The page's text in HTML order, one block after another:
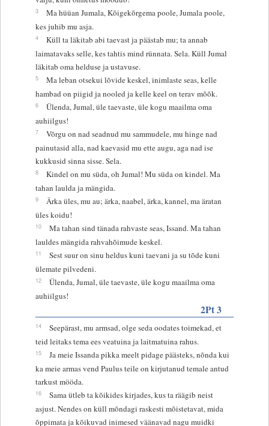
3
Ma hüüan Jumala, Kõigekõrgema poole, Jumala poole,
kes juhib mu asja.
4
Küll ta läkitab abi taevast ja päästab mu; ta annab
laimatavaks selle, kes tahtis mind rünnata. Sela. Küll Jumal
läkitab oma helduse ja ustavuse.
5
Ma leban otsekui lõvide keskel, inimlaste seas, kelle
hambad on piigid ja nooled ja kelle keel on terav mõõk.
6
Ülenda, Jumal, üle taevaste, üle kogu maailma oma
auhiilgus!
7
Võrgu on nad seadnud mu sammudele, mu hinge nad
painutasid alla, nad kaevasid mu ette augu, aga nad ise
kukkusid sinna sisse. Sela.
8
Kindel on mu süda, oh Jumal! Mu süda on kindel. Ma
tahan laulda ja mängida.
9
Ärka üles, mu au; ärka, naabel, ärka, kannel, ma äratan
üles koidu!
10
Ma tahan sind tänada rahvaste seas, Issand. Ma tahan
lauldes mängida rahvahõimude keskel.
11
Sest suur on sinu heldus kuni taevani ja su tõde kuni
ülemate pilvedeni.
12
Ülenda, Jumal, üle taevaste, üle kogu maailma oma
auhiilgus!
2Pt 3
14
Seepärast, mu armsad, olge seda oodates toimekad, et
teid leitaks tema ees veatuina ja laitmatuina rahus.
15
Ja meie Issanda pikka meelt pidage päästeks, nõnda kui
ka meie armas vend Paulus teile on kirjutanud temale antud
tarkust mööda.
16
Sama ütleb ta kõikides kirjades, kus ta räägib neist
asjust. Nendes on küll mõndagi raskesti mõistetavat, mida
õppimata ja kõikuvad inimesed väänavad nagu muidki